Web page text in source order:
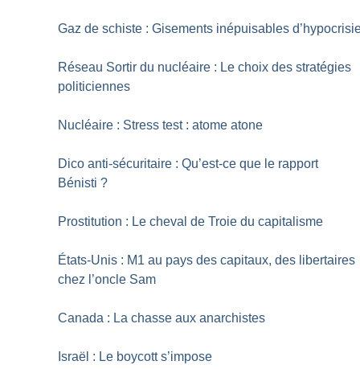
Gaz de schiste : Gisements inépuisables
Réseau Sortir du nucléaire : Le choix des stratégies
politiciennes
Nucléaire : Stress test : atome atone
Dico anti-sécuritaire : Qu’est-ce que le rapport
Bénisti ?
Prostitution : Le cheval de Troie du capitalisme
États-Unis : M1 au pays des capitaux, des libertaires
chez l’oncle Sam
Canada : La chasse aux anarchistes
Israël : Le boycott s’impose